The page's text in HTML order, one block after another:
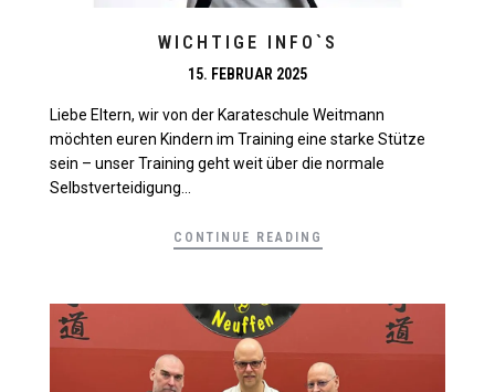
WICHTIGE INFO`S
15. FEBRUAR 2025
Liebe Eltern, wir von der Karateschule Weitmann
möchten euren Kindern im Training eine starke Stütze
sein – unser Training geht weit über die normale
Selbstverteidigung...
CONTINUE READING